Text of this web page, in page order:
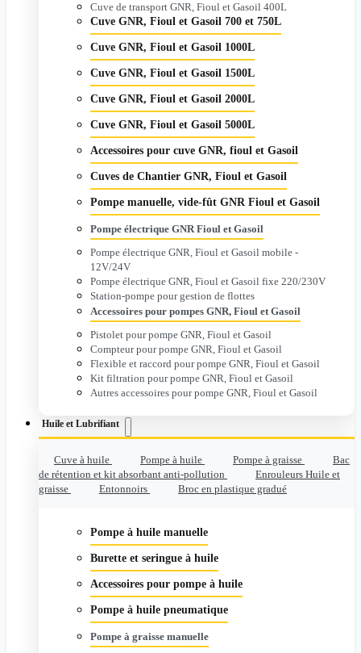
Cuve de transport GNR, Fioul et Gasoil 400L
Cuve GNR, Fioul et Gasoil 700 et 750L
Cuve GNR, Fioul et Gasoil 1000L
Cuve GNR, Fioul et Gasoil 1500L
Cuve GNR, Fioul et Gasoil 2000L
Cuve GNR, Fioul et Gasoil 5000L
Accessoires pour cuve GNR, fioul et Gasoil
Cuves de Chantier GNR, Fioul et Gasoil
Pompe manuelle, vide-fût GNR Fioul et Gasoil
Pompe électrique GNR Fioul et Gasoil
Pompe électrique GNR, Fioul et Gasoil mobile -
12V/24V
Pompe électrique GNR, Fioul et Gasoil fixe 220/230V
Station-pompe pour gestion de flottes
Accessoires pour pompes GNR, Fioul et Gasoil
Pistolet pour pompe GNR, Fioul et Gasoil
Compteur pour pompe GNR, Fioul et Gasoil
Flexible et raccord pour pompe GNR, Fioul et Gasoil
Kit filtration pour pompe GNR, Fioul et Gasoil
Autres accessoires pour pompe GNR, Fioul et Gasoil
Huile et Lubrifiant
Cuve à huile Pompe à huile Pompe à graisse
Bac
de rétention et kit absorbant anti-pollution
Enrouleurs Huile et
graisse
Entonnoirs Broc en plastique gradué
Pompe à huile manuelle
Burette et seringue à huile
Accessoires pour pompe à huile
Pompe à huile pneumatique
Pompe à graisse manuelle